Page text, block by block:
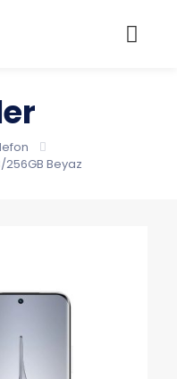
256GB Beyaz